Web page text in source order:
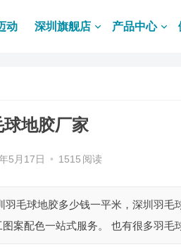
动 深圳旗舰店 产品中心
地胶厂家
5月17日 • 1515 阅读
毛球地胶多少钱一平米，深圳羽毛
案配色一站式服务。 也有很多羽毛